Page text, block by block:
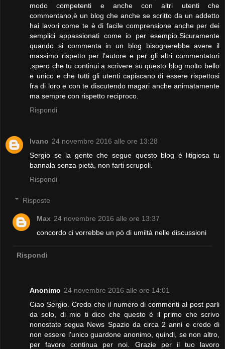
modo competenti e anche con altri utenti che
commentano,è un blog che anche se scritto da un addetto
hai lavori come te è di facile comprensione anche per dei
semplici appassionati come io per esempio.Sicuramente
quando si commenta in un blog bisognerebbe avere il
massimo rispetto per l'autore e per gli altri commentatori
,spero che tu continui a scrivere su questo blog molto bello
e unico e che tutti gli utenti capiscano di essere rispettosi
fra di loro e con te discutendo magari anche animatamente
ma sempre con rispetto reciproco.
Rispondi
Ivano 24 novembre 2016 alle ore 13:28
Sergio se la gente che segue questo blog é litigiosa tu
bannala senza pietà, non farti scrupoli.
Rispondi
Risposte
Max 24 novembre 2016 alle ore 13:37
concordo ci vorrebbe un pò di umiltà nelle discussioni
Rispondi
Anonimo 24 novembre 2016 alle ore 14:01
Ciao Sergio. Credo che il numero di commenti al post parli
da solo, di mio ti dico che questo é il primo che scrivo
nonostate segua News Spazio da circa 2 anni e credo di
non essere l'unico guardone anonimo, quindi, se non altro,
per favore continua per noi. Grazie per il tuo lavoro